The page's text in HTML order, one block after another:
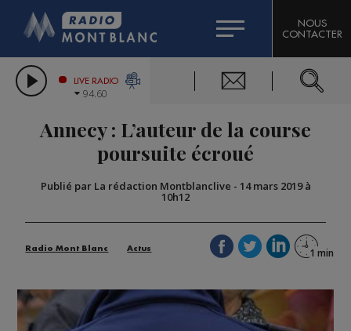
LES CHRONIQUES DE L'EXPERT
CITIZEN MACHINERY
GRAND MASSIF DOMAINES SKIABLES
BIGARD
COMPAGNIE DU MONT-BLANC
NOUS
CONTACTER
LIVE RADIO
94.60
Annecy : L’auteur de la course
poursuite écroué
Publié par La rédaction Montblanclive - 14 mars 2019 à
10h12
Radio Mont Blanc Actus